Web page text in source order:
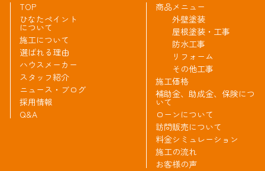
TOP
ひなたペイント
について
施工について
選ばれる理由
ハウスメーカー
スタッフ紹介
ニュース・ブログ
採用情報
Q&A
商品メニュー
外壁塗装
屋根塗装・工事
防水工事
リフォーム
その他工事
施工価格
補助金、助成金、保険につ
いて
ローンについて
訪問販売について
料金シミュレーション
施工の流れ
お客様の声